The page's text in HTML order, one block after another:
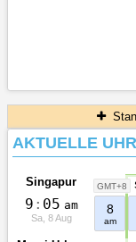
AKTUELLE
Singapur GMT+8
9 : 05 am
Sa, 8 Aug
8
am